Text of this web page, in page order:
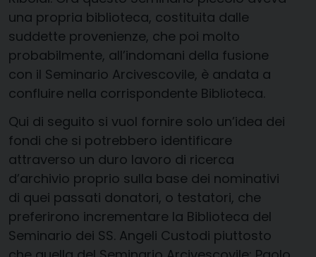
una propria biblioteca, costituita dalle
suddette provenienze, che poi molto
probabilmente, all’indomani della fusione
con il Seminario Arcivescovile, è andata a
confluire nella corrispondente Biblioteca.
Qui di seguito si vuol fornire solo un’idea dei
fondi che si potrebbero identificare
attraverso un duro lavoro di ricerca
d’archivio proprio sulla base dei nominativi
di quei passati donatori, o testatori, che
preferirono incrementare la Biblioteca del
Seminario dei SS. Angeli Custodi piuttosto